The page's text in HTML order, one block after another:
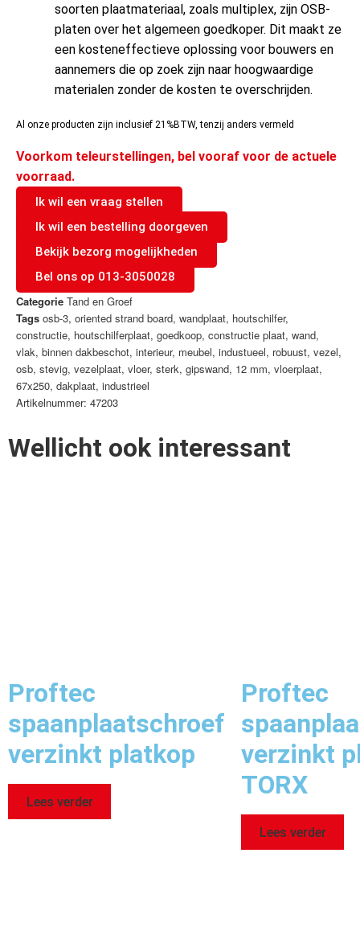
soorten plaatmateriaal, zoals multiplex, zijn OSB-
platen over het algemeen goedkoper. Dit maakt ze
een kosteneffectieve oplossing voor bouwers en
aannemers die op zoek zijn naar hoogwaardige
materialen zonder de kosten te overschrijden.
Al onze producten zijn inclusief 21%BTW, tenzij anders vermeld
Voorkom teleurstellingen, bel vooraf voor de actuele
voorraad.
Ik wil een vraag stellen
Ik wil een bestelling doorgeven
Bekijk bezorg mogelijkheden
Bel ons op 013-3050028
Categorie Tand en Groef
Tags osb-3, oriented strand board, wandplaat, houtschilfer,
constructie, houtschilferplaat, goedkoop, constructie plaat, wand,
vlak, binnen dakbeschot, interieur, meubel, industueel, robuust, vezel,
osb, stevig, vezelplaat, vloer, sterk, gipswand, 12 mm, vloerplaat,
67x250, dakplaat, industrieel
Artikelnummer: 47203
Wellicht ook interessant
Proftec
spaanplaatschroef
verzinkt platkop
Lees verder
Proftec
verzinkt
TORX
Lees verder